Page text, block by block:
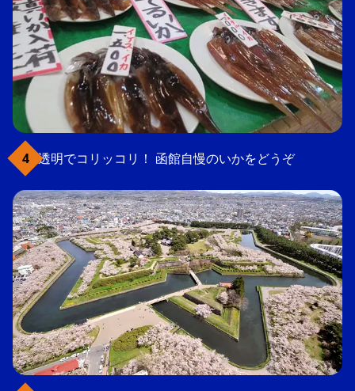
透明でコリッコリ！ 函館自慢のいかをどうぞ